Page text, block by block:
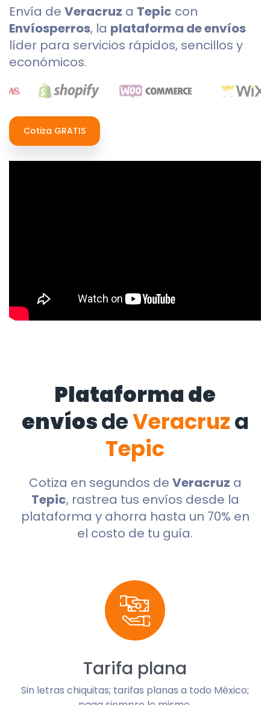
Envía de Veracruz a Tepic con
Envíosperros, la plataforma de envíos
líder para servicios rápidos, sencillos y
económicos.
Cotiza GRATIS
Plataforma de
envíosdeVeracruza
Tepic
Cotiza en segundos de Veracruz a
Tepic, rastrea tus envíos desde la
plataforma y ahorra hasta un 70% en
el costo de tu guía.
Tarifa plana
Sin letras chiquitas; tarifas planas a todo México;